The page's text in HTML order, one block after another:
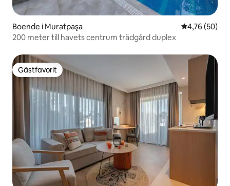
Boende i Muratpaşa 4,76 av 5 i
4,76 (50)
200 meter till havets centrum trädgård duplex
Gästfavorit
Gästfavorit